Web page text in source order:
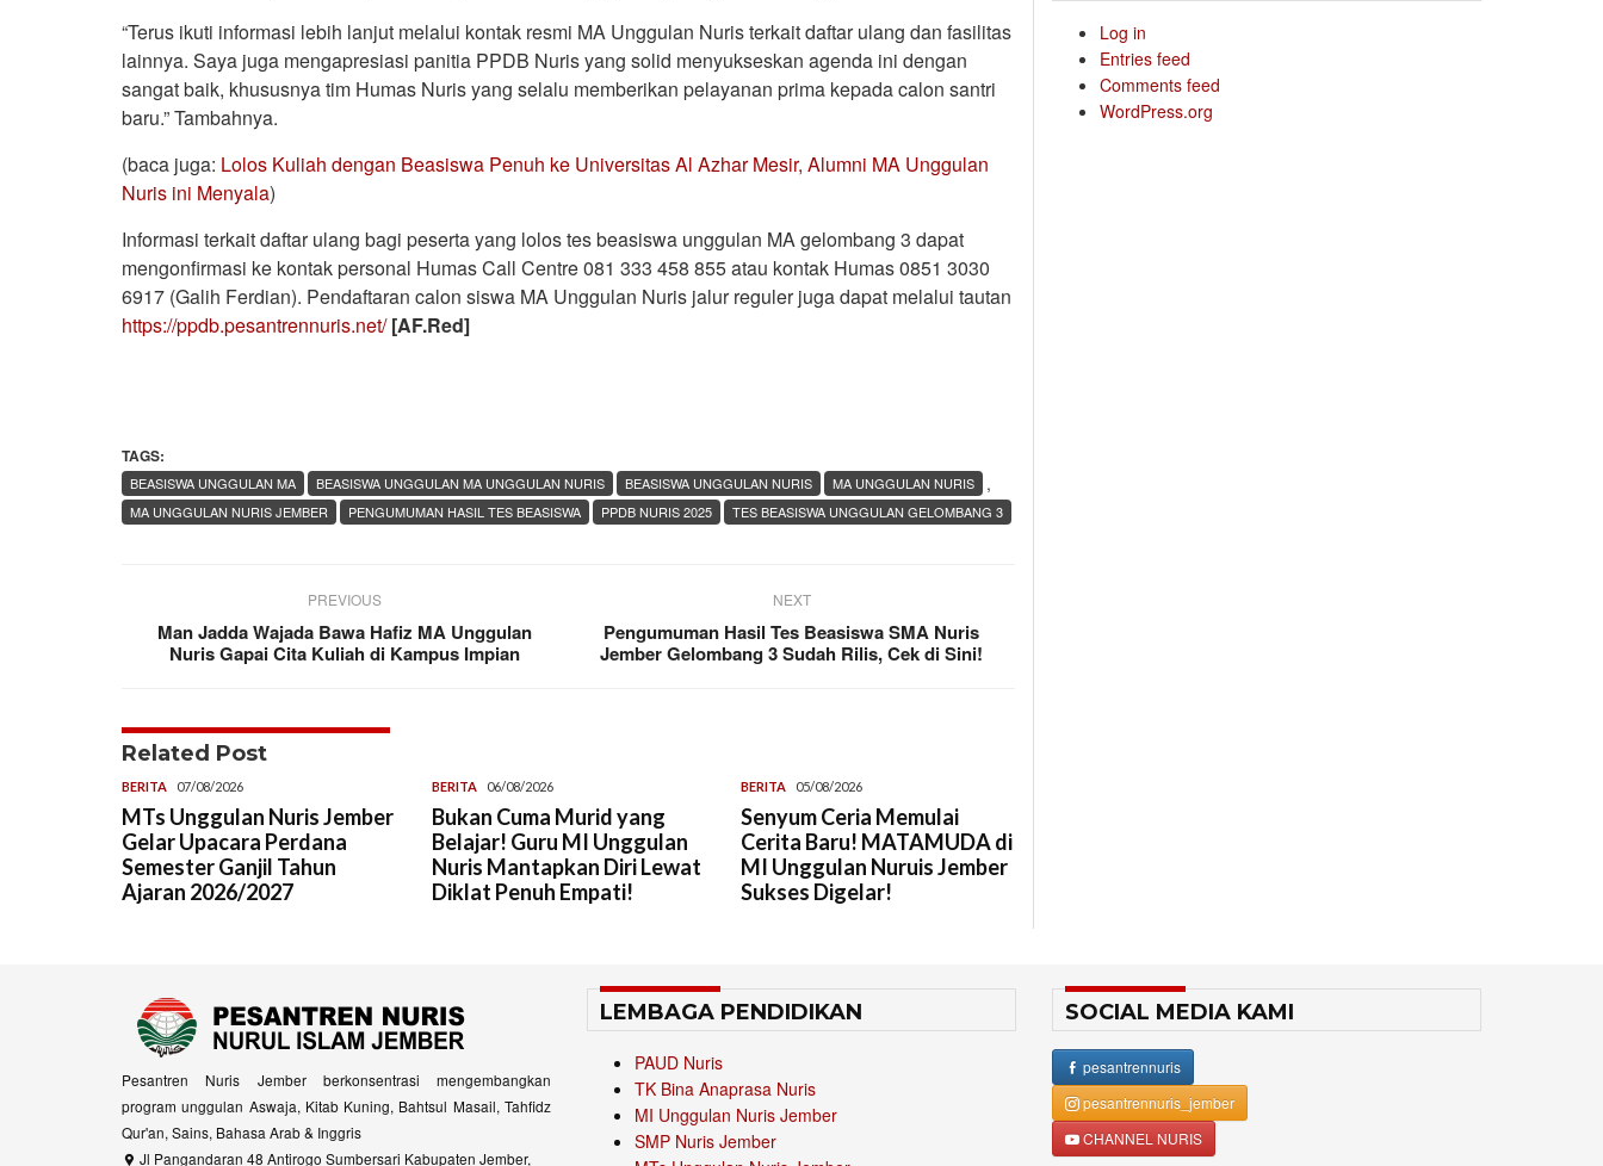
“Terus ikuti informasi lebih lanjut melalui kontak resmi MA Unggulan Nuris terkait daftar ulang dan fasilitas
lainnya. Saya juga mengapresiasi panitia PPDB Nuris yang solid menyukseskan agenda ini dengan
sangat baik, khususnya tim Humas Nuris yang selalu memberikan pelayanan prima kepada calon santri
baru.” Tambahnya.
(baca juga: Lolos Kuliah dengan Beasiswa Penuh ke Universitas Al Azhar Mesir, Alumni MA Unggulan
Nuris ini Menyala)
Informasi terkait daftar ulang bagi peserta yang lolos tes beasiswa unggulan MA gelombang 3 dapat
mengonfirmasi ke kontak personal Humas Call Centre 081 333 458 855 atau kontak Humas 0851 3030
6917 (Galih Ferdian). Pendaftaran calon siswa MA Unggulan Nuris jalur reguler juga dapat melalui tautan
https://ppdb.pesantrennuris.net/ [AF.Red]
TAGS:
,
BEASISWA UNGGULAN MA BEASISWA UNGGULAN MA UNGGULAN NURIS BEASISWA UNGGULAN NURIS
MA UNGGULAN NURIS
MA UNGGULAN NURIS JEMBER
PENGUMUMAN HASIL TES BEASISWA PPDB NURIS 2025 TES BEASISWA UNGGULAN GELOMBANG 3
PREVIOUS
Man Jadda Wajada Bawa Hafiz MA Unggulan
Nuris Gapai Cita Kuliah di Kampus Impian
NEXT
Pengumuman Hasil Tes Beasiswa SMA Nuris
Jember Gelombang 3 Sudah Rilis, Cek di Sini!
Related Post
BERITA 07/08/2026
MTs Unggulan Nuris Jember
Gelar Upacara Perdana
Semester Ganjil Tahun
Ajaran 2026/2027
BERITA 06/08/2026
Bukan Cuma Murid yang
Belajar! Guru MI Unggulan
Nuris Mantapkan Diri Lewat
Diklat Penuh Empati!
BERITA 05/08/2026
Senyum Ceria Memulai
Cerita Baru! MATAMUDA di
MI Unggulan Nuruis Jember
Sukses Digelar!
Log in
Entries feed
Comments feed
WordPress.org
Pesantren Nuris Jember berkonsentrasi mengembangkan
program unggulan Aswaja, Kitab Kuning, Bahtsul Masail, Tahfidz
Qur'an, Sains, Bahasa Arab & Inggris
Jl Pangandaran 48 Antirogo Sumbersari Kabupaten Jember,
LEMBAGA PENDIDIKAN
PAUD Nuris
TK Bina Anaprasa Nuris
MI Unggulan Nuris Jember
SMP Nuris Jember
SOCIAL MEDIA KAMI
pesantrennuris
pesantrennuris_jember
CHANNEL NURIS